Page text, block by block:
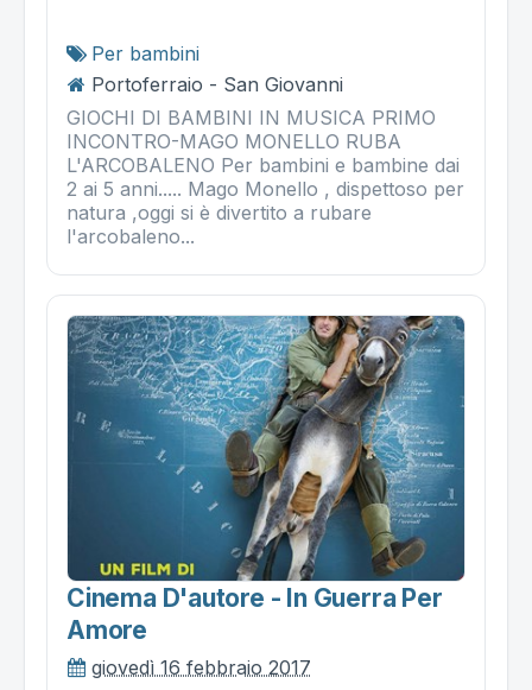
Per bambini
Portoferraio - San Giovanni
GIOCHI DI BAMBINI IN MUSICA PRIMO
INCONTRO-MAGO MONELLO RUBA
L'ARCOBALENO Per bambini e bambine dai
2 ai 5 anni..... Mago Monello , dispettoso per
natura ,oggi si è divertito a rubare
l'arcobaleno...
Cinema D'autore - In Guerra Per
Amore
giovedì 16 febbraio 2017